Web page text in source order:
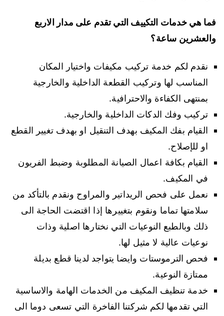
فما هي خدمات التكييف التي تقدم على مدار الاربع
والعشرين ساعة؟
نقدم لكم خدمة تركيب مكيفات واختيار المكان
المناسب لها وتركيب القطعة الداخلية والخارجية
بمنتهى الكفاءة والاحترافية.
تركيب وفك الدكات الداخلية والخارجية.
القيام بفك المكيف بهدف التنقيل او بهدف تغيير القطع
او للإصلاح.
القيام بكافة اعمال الصيانة المطلوبة وضبط الفريون
في المكيف.
نعمل على فحص الريداتير والمراوح ونقدم بالتأكد من
سلامتها تماما ونقوم بتغييرها إذا اقتضت الحاجة الى
ذلك وبالطبع النوعيات التي نختارها اصلية وذات
نوعيات عالية لا مثيل لها.
فحص الترموستات وايضا يتواجد لدينا قطع بديلة
ممتازة النوعية.
خدمة تنظيف المكيف من الخدمات الهامة والاساسية
التي تقدمها لكم شركتنا الفاخرة التي تسعى دوما الى